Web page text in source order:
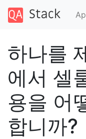
하나를
에서 셀
용을 어
합니까?